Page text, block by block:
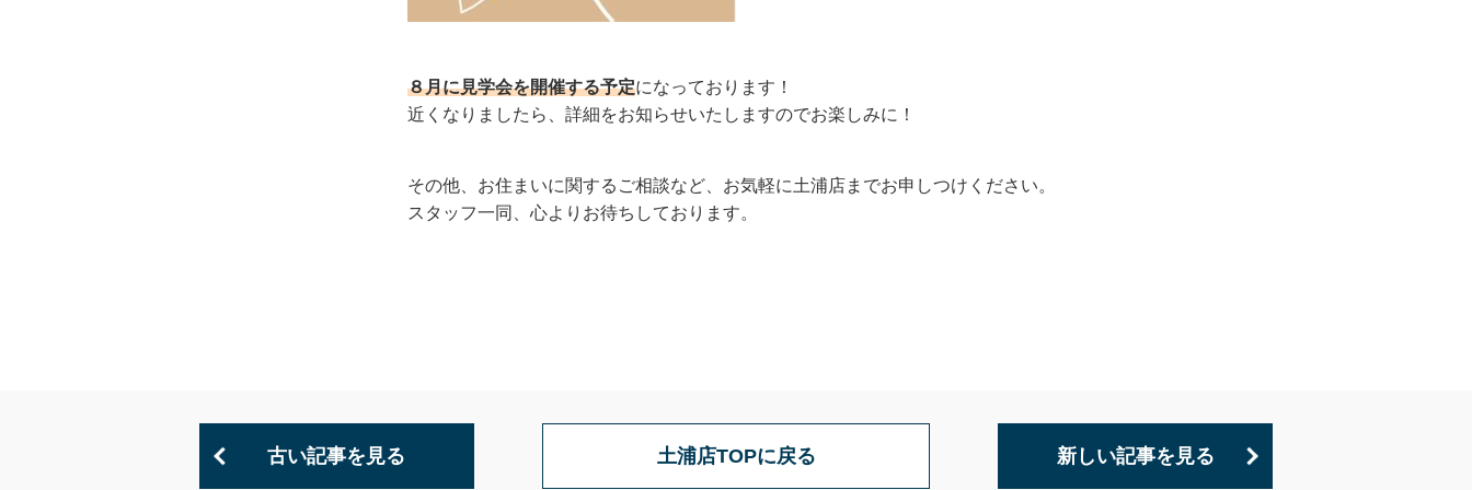
８月に見学会を開催する予定になっております！
近くなりましたら、詳細をお知らせいたしますのでお楽しみに！
その他、お住まいに関するご相談など、お気軽に土浦店までお申しつけください。
スタッフ一同、心よりお待ちしております。
古い記事を見る 新しい記事を見る
土浦店TOPに戻る